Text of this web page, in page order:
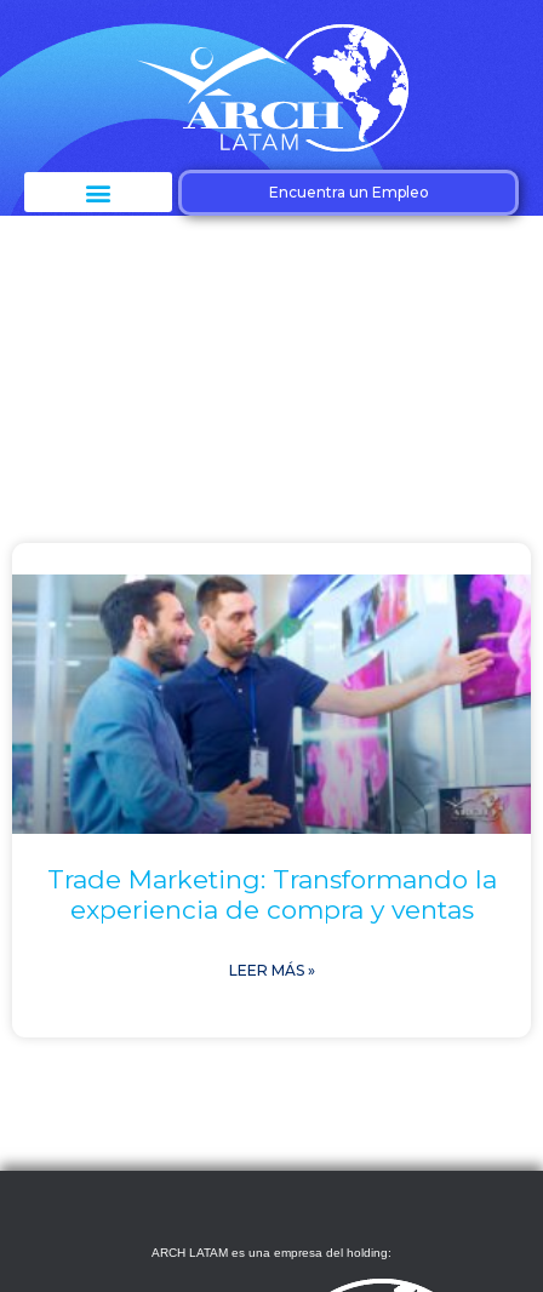
Encuentra un Empleo
Trade Marketing: Transformando la
experiencia de compra y ventas
LEER MÁS »
ARCH LATAM es una empresa del holding: